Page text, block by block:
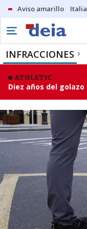
Aviso amarillo Italia
INFRACCIONES
ATHLETIC
Diez años del